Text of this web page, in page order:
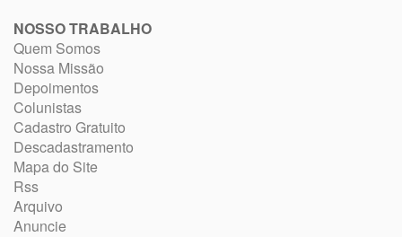
NOSSO TRABALHO
Quem Somos
Nossa Missão
Depoimentos
Colunistas
Cadastro Gratuito
Descadastramento
Mapa do Site
Rss
Arquivo
Anuncie